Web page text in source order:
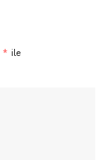
* ile